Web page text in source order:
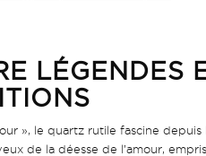
LÉGENDES
», le quartz rutile fascine depuis
de la déesse de l’amour,